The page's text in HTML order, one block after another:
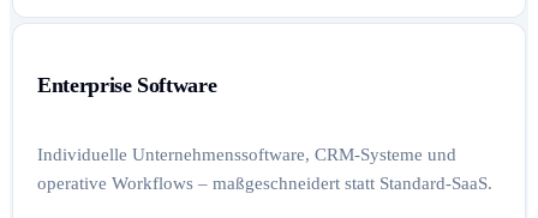
Enterprise Software
Individuelle Unternehmenssoftware, CRM-Systeme und
operative Workflows – maßgeschneidert statt Standard-SaaS.